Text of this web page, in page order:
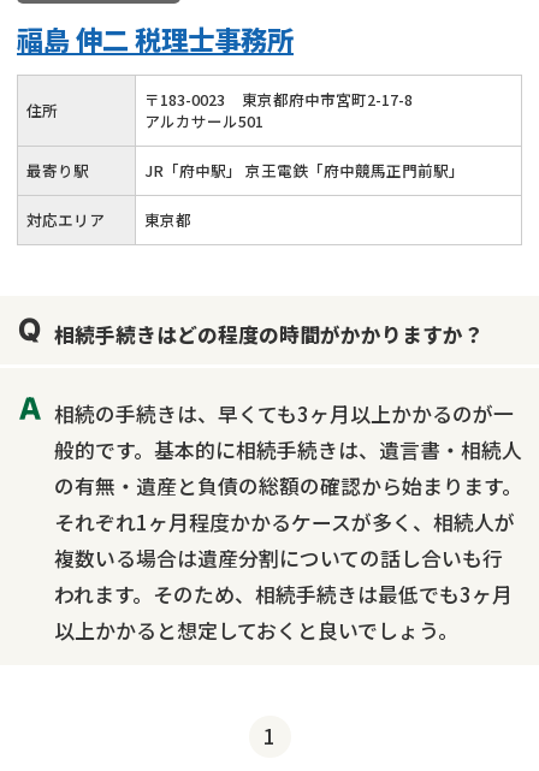
福島 伸二 税理士事務所
住所 〒183-0023
東京都府中市宮町2-17-8
アルカサール501
最寄り駅 JR「府中駅」 京王電鉄「府中競馬正門前駅」
対応エリア 東京都
相続手続きはどの程度の時間がかかりますか？
相続の手続きは、早くても3ヶ月以上かかるのが一
般的です。基本的に相続手続きは、遺言書・相続人
の有無・遺産と負債の総額の確認から始まります。
それぞれ1ヶ月程度かかるケースが多く、相続人が
複数いる場合は遺産分割についての話し合いも行
われます。そのため、相続手続きは最低でも3ヶ月
以上かかると想定しておくと良いでしょう。
1